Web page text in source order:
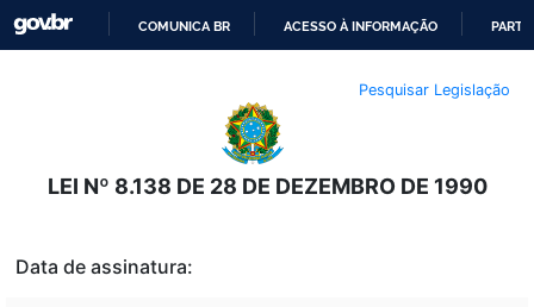
O
CONTEÚDO
COMUNICA BR ACESSO À INFORMAÇÃO
Pesquisar Legislação
LEI Nº 8.138 DE 28 DE DEZEMBRO DE 1990
Data de assinatura: